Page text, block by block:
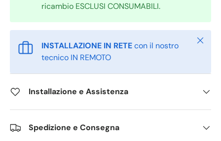
ricambio ESCLUSI CONSUMABILI.
INSTALLAZIONE IN RETEcon il nostro
tecnico IN REMOTO
Chiudi
Installazione e Assistenza
Spedizione e Consegna